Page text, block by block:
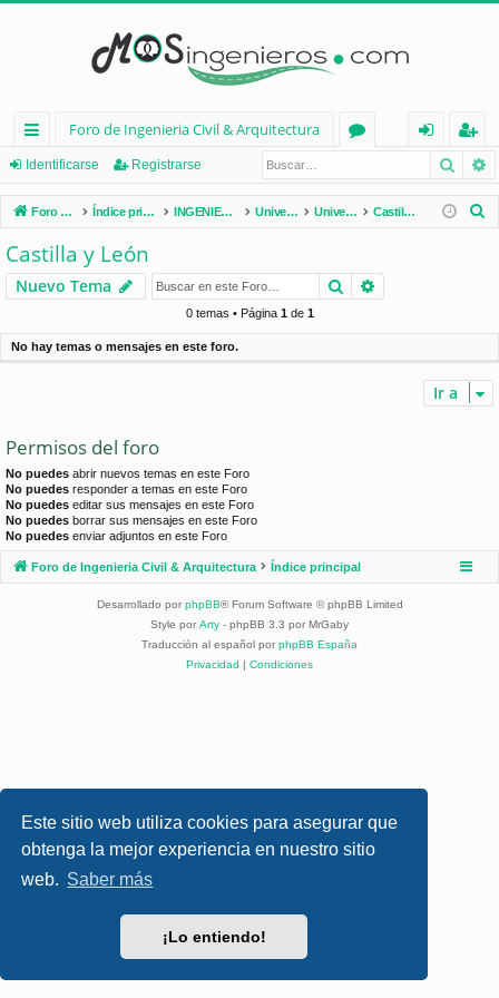
Este sitio web utiliza cookies para asegurar que
obtenga la mejor experiencia en nuestro sitio
web. Saber más
¡Lo entiendo!
nl
ac
es
rá
pi
d
Foro de Ingenieria Civil & Arquitectura
os
nt
ifi
e
eg
ist
ra
Identificarse Registrarse
Foro de Ingenieria Civil & Arquitectura Índice principal INGENIERÍA CIVIL (España) Universidades de España Universidades por Comunidades Castilla y León
r
Castilla y León
Nuevo Tema Buscar
0 temas • Página 1de 1
No hay temas o mensajes en este foro.
Ir a
Permisos del foro
No puedes abrir nuevos temas en este Foro
No puedes responder a temas en este Foro
No puedes editar sus mensajes en este Foro
No puedes borrar sus mensajes en este Foro
No puedes enviar adjuntos en este Foro
Foro de Ingenieria Civil & Arquitectura Índice principal
Desarrollado por phpBB® Forum Software © phpBB Limited
Style por Arty - phpBB 3.3 por MrGaby
Traducción al español por phpBB España
Privacidad | Condiciones